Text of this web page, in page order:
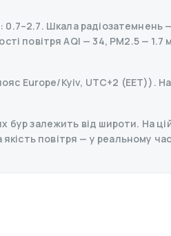
0.7–2.7. Шкала радіозатемнень
повітря AQI — 34, PM2.5 — 1.7
Europe/Kyiv, UTC+2 (EET)). На
бур залежить від широти. На
повітря — у реальному